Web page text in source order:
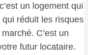
un logement qui
réduit les risques
C’est un
futur locataire.